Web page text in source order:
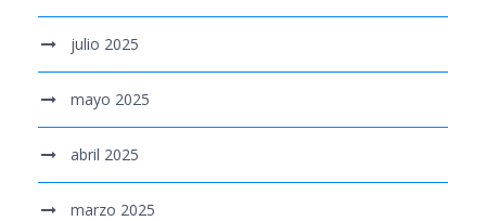
julio 2025
mayo 2025
abril 2025
marzo 2025